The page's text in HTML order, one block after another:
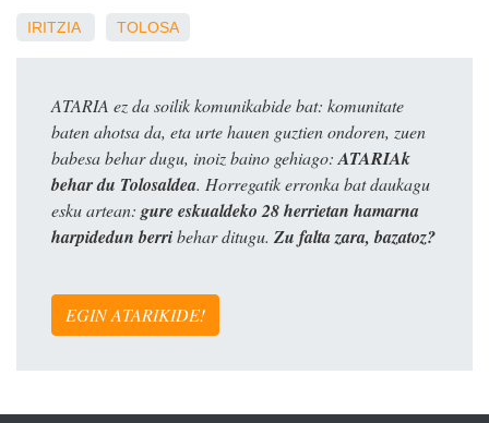
IRITZIA TOLOSA
ATARIA ez da soilik komunikabide bat: komunitate
baten ahotsa da, eta urte hauen guztien ondoren, zuen
babesa behar dugu, inoiz baino gehiago: ATARIAk
behar du Tolosaldea. Horregatik erronka bat daukagu
esku artean: gure eskualdeko 28 herrietan hamarna
harpidedun berribehar ditugu. Zu falta zara, bazatoz?
EGIN ATARIKIDE!